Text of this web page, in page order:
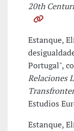
20th
Estanque,
Portugal",
Relaciones
Estudios
Estanque,